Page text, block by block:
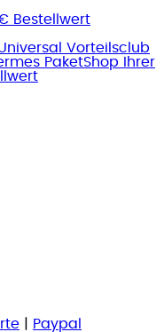
Bestellwert
Universal Vorteilsclub
PaketShop Ihrer
Paypal